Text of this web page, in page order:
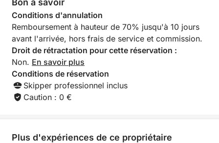
embarquez pour le voyage d'une vie !
Le prix de la location ne comprend pas le service de
navette.
tous les
un bateau à
faire confiance les
grand merci à
Bon à savoir
Conditions d'annulation
Remboursement à hauteur de 70% jusqu'à 10 jours
avant l'arrivée, hors frais de service et commission.
Droit de rétractation pour cette réservation :
Non. En savoir plus
Conditions de réservation
Skipper professionnel inclus
Caution : 0 €
Plus d'expériences de ce propriétaire